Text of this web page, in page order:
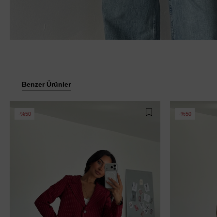
Benzer Ürünler
%50 %50